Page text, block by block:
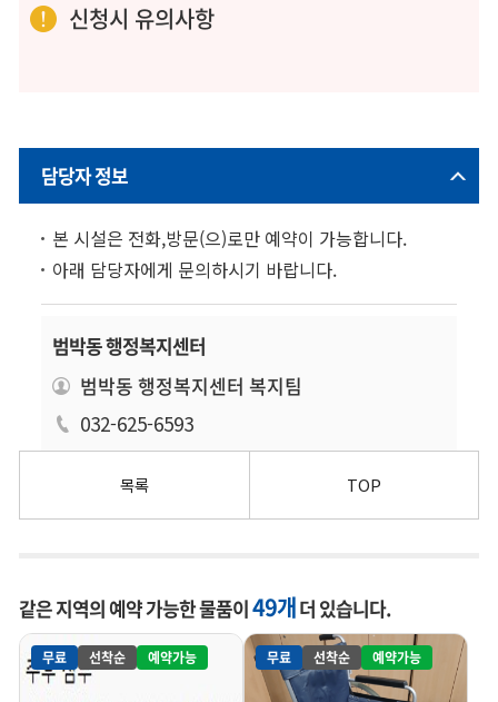
신청시 유의사항
담당자 정보
본 시설은 전화,방문(으)로만 예약이 가능합니다.
아래 담당자에게 문의하시기 바랍니다.
범박동 행정복지센터
범박동 행정복지센터 복지팀
032-625-6593
목록 TOP
같은 지역의 예약 가능한 물품이49개더 있습니다.
무료 선착순 예약가능 무료 선착순 예약가능